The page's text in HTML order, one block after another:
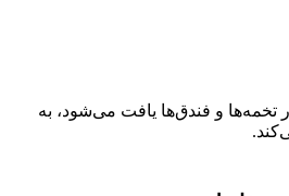
تخمه‌ها و فندق‌ها یافت می‌شود، به